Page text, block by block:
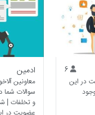
6
در این
ادمین
معاونین
سوالات شما
و تخلفات |